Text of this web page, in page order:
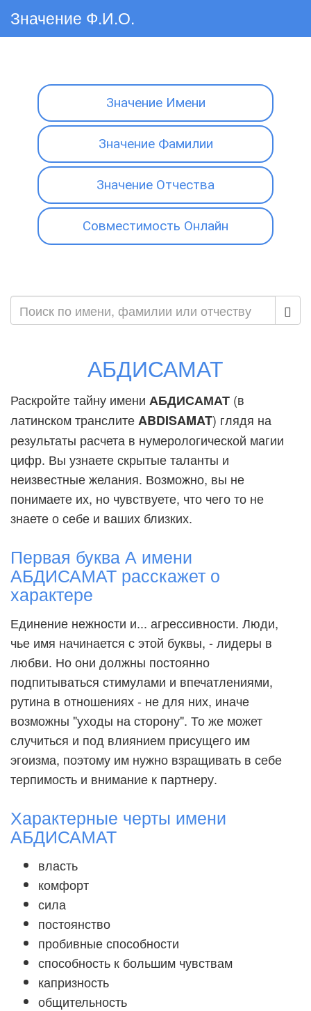
Значение Ф.И.О.
Значение Имени
Значение Фамилии
Значение Отчества
Совместимость Онлайн
АБДИСАМАТ
Раскройте тайну имени АБДИСАМАТ (в
латинском транслитеABDISAMAT) глядя на
результаты расчета в нумерологической магии
цифр. Вы узнаете скрытые таланты и
неизвестные желания. Возможно, вы не
понимаете их, но чувствуете, что чего то не
знаете о себе и ваших близких.
Первая буква А имени
АБДИСАМАТ расскажет о
характере
Единение нежности и... агрессивности. Люди,
чье имя начинается с этой буквы, - лидеры в
любви. Но они должны постоянно
подпитываться стимулами и впечатлениями,
рутина в отношениях - не для них, иначе
возможны "уходы на сторону". То же может
случиться и под влиянием присущего им
эгоизма, поэтому им нужно взращивать в себе
терпимость и внимание к партнеру.
Характерные черты имени
АБДИСАМАТ
власть
комфорт
сила
постоянство
пробивные способности
способность к большим чувствам
капризность
общительность